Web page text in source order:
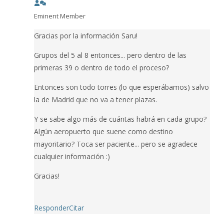
Eminent Member
Gracias por la información Saru!
Grupos del 5 al 8 entonces... pero dentro de las
primeras 39 o dentro de todo el proceso?
Entonces son todo torres (lo que esperábamos) salvo
la de Madrid que no va a tener plazas.
Y se sabe algo más de cuántas habrá en cada grupo?
Algún aeropuerto que suene como destino
mayoritario? Toca ser paciente... pero se agradece
cualquier información :)
Gracias!
ResponderCitar